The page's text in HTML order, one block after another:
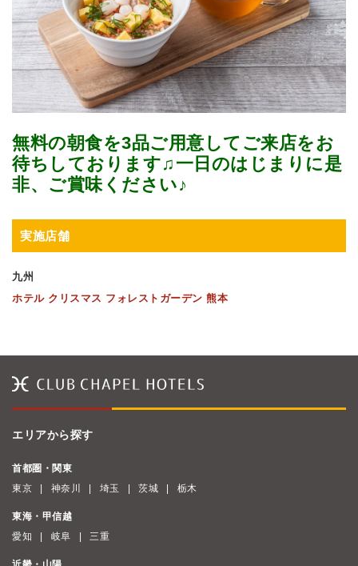
無料の朝食を3品ご用意してご来店をお
待ちしております♫一日のはじまりに是
非、ご賞味ください♪
実施店舗
九州
ホテル クリスマス フォレストガーデン 熊本
エリアから探す
首都圏・関東
東京
神奈川 埼玉 茨城 栃木
東海・甲信越
愛知
岐阜 三重